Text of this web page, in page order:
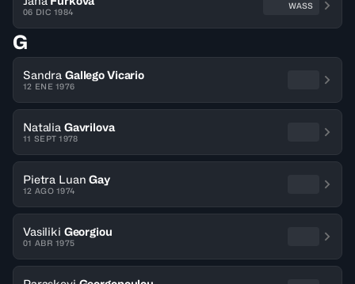
06 DIC 1984
WASS
G
Sandra Gallego Vicario
12 ENE 1976
Natalia Gavrilova
11 SEPT 1978
Pietra Luan Gay
12 AGO 1974
Vasiliki Georgiou
01 ABR 1975